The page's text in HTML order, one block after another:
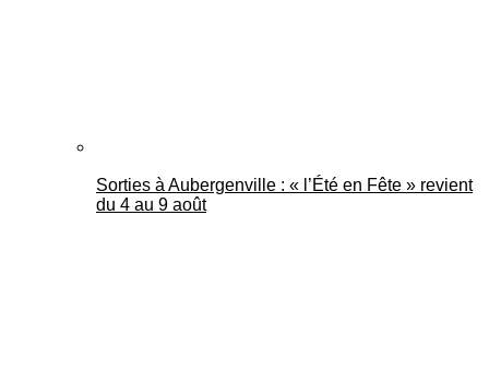
Sorties à Aubergenville : « l’Été en Fête » revient
du 4 au 9 août